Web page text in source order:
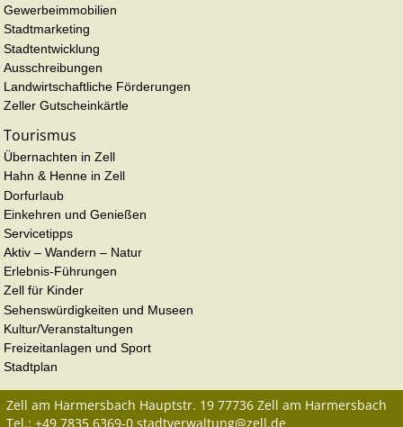
Gewerbeimmobilien
Stadtmarketing
Stadtentwicklung
Ausschreibungen
Landwirtschaftliche Förderungen
Zeller Gutscheinkärtle
Tourismus
Übernachten in Zell
Hahn & Henne in Zell
Dorfurlaub
Einkehren und Genießen
Servicetipps
Aktiv – Wandern – Natur
Erlebnis-Führungen
Zell für Kinder
Sehenswürdigkeiten und Museen
Kultur/Veranstaltungen
Freizeitanlagen und Sport
Stadtplan
Zell am Harmersbach Hauptstr. 19 77736 Zell am Harmersbach
Tel.: +49 7835 6369-0 stadtverwaltung@zell.de